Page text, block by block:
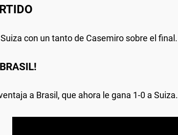
con un tanto de Casemiro sobre el final.
a Brasil, que ahora le gana 1-0 a Suiza.